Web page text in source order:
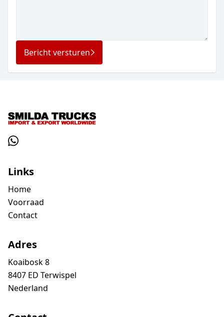
Bericht versturen
Links
Home
Voorraad
Contact
Adres
Koaibosk 8
8407 ED Terwispel
Nederland